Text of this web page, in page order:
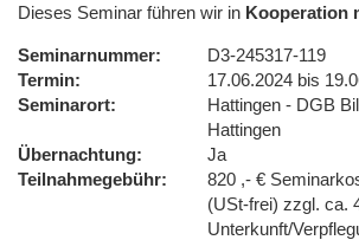
Dieses Seminar führen wir in Kooperation
Seminarnummer
D3-245317-119
Termin
17.06.2024 bis
Seminarort
Hattingen - DGB
Hattingen
Übernachtung
Ja
Teilnahmegebühr
820 ,- €
(USt-frei) zzgl. ca.
Unterkunft/